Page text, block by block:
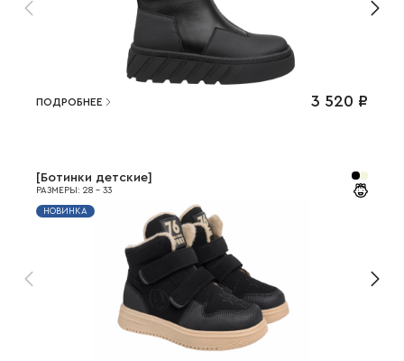
ПОДРОБНЕЕ 3 520 ₽
[ Ботинки детские]
РАЗМЕРЫ : 28 - 33
НОВИНКА